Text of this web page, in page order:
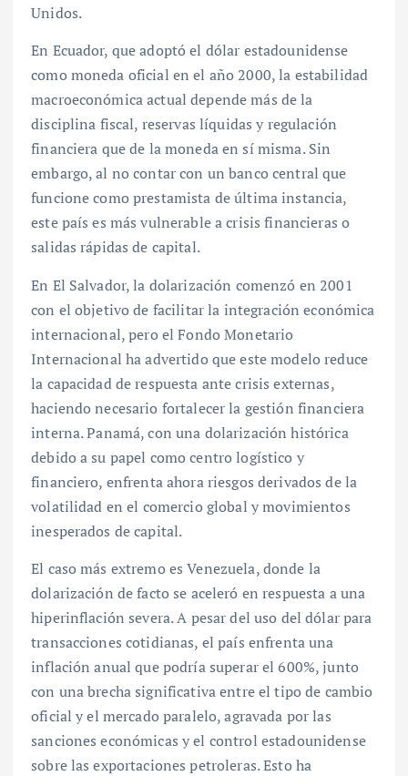
Unidos.
En Ecuador, que adoptó el dólar estadounidense
como moneda oficial en el año 2000, la estabilidad
macroeconómica actual depende más de la
disciplina fiscal, reservas líquidas y regulación
financiera que de la moneda en sí misma. Sin
embargo, al no contar con un banco central que
funcione como prestamista de última instancia,
este país es más vulnerable a crisis financieras o
salidas rápidas de capital.
En El Salvador, la dolarización comenzó en 2001
con el objetivo de facilitar la integración económica
internacional, pero el Fondo Monetario
Internacional ha advertido que este modelo reduce
la capacidad de respuesta ante crisis externas,
haciendo necesario fortalecer la gestión financiera
interna. Panamá, con una dolarización histórica
debido a su papel como centro logístico y
financiero, enfrenta ahora riesgos derivados de la
volatilidad en el comercio global y movimientos
inesperados de capital.
El caso más extremo es Venezuela, donde la
dolarización de facto se aceleró en respuesta a una
hiperinflación severa. A pesar del uso del dólar para
transacciones cotidianas, el país enfrenta una
inflación anual que podría superar el 600%, junto
con una brecha significativa entre el tipo de cambio
oficial y el mercado paralelo, agravada por las
sanciones económicas y el control estadounidense
sobre las exportaciones petroleras. Esto ha